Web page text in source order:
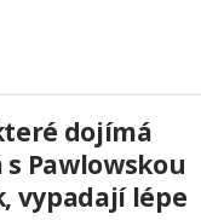
dojímá
s Pawlowskou
vypadají lépe